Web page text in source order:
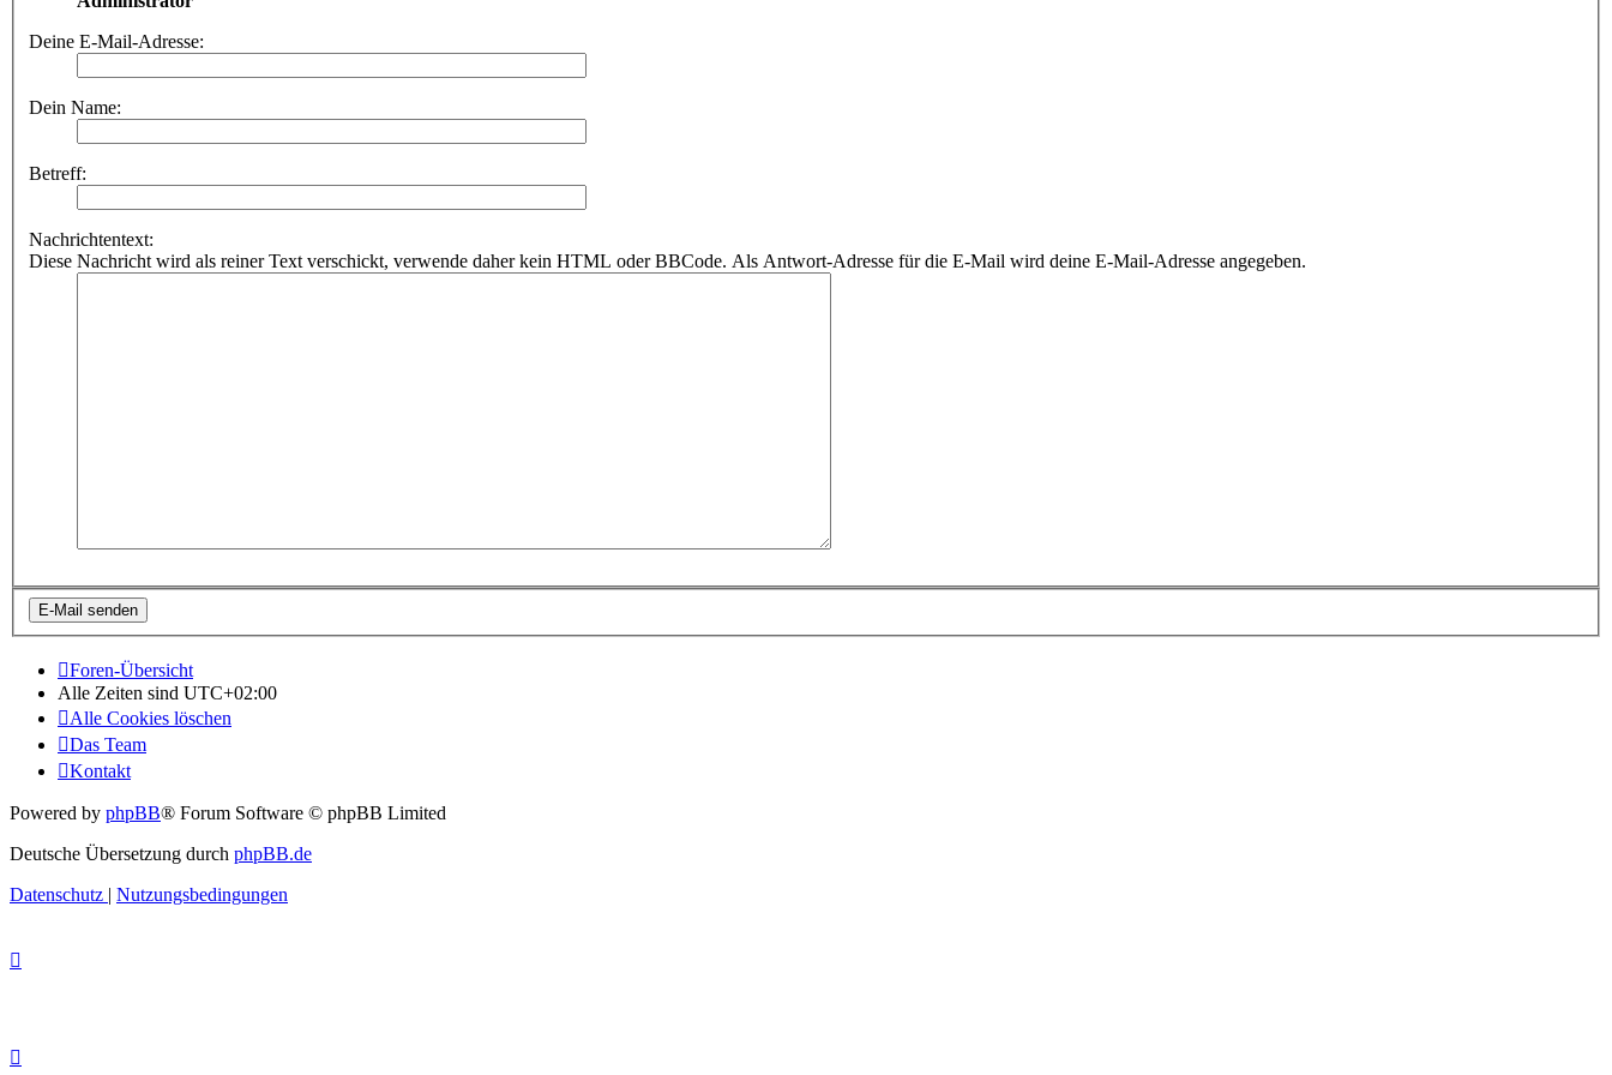
Deine E-Mail-Adresse:
Dein Name:
Betreff:
Nachrichtentext:
Diese Nachricht wird als reiner Text verschickt, verwende daher kein HTML oder BBCode. Als Antwort-Adresse für die E-Mail wird deine E-Mail-Adresse angegeben.
Foren-Übersicht
Alle Zeiten sind UTC+02:00
Alle Cookies löschen
Das Team
Kontakt
Powered by phpBB® Forum Software © phpBB Limited
Deutsche Übersetzung durch phpBB.de
Datenschutz | Nutzungsbedingungen